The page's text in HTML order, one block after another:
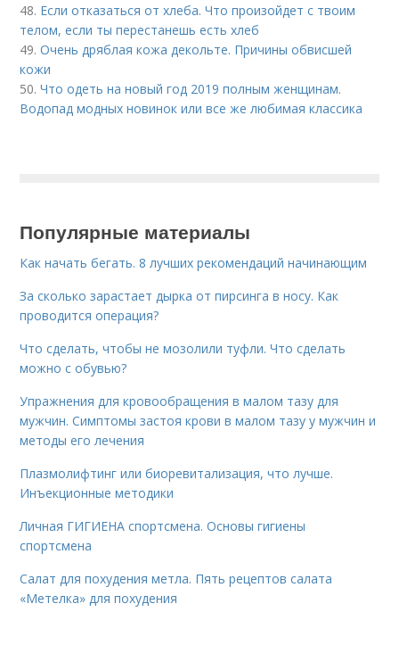
48. Если отказаться от хлеба. Что произойдет с твоим
телом, если ты перестанешь есть хлеб
49.Очень дряблая кожа декольте. Причины обвисшей
кожи
50.Что одеть на новый год 2019 полным женщинам.
Водопад модных новинок или все же любимая классика
Популярные материалы
Как начать бегать. 8 лучших рекомендаций начинающим
За сколько зарастает дырка от пирсинга в носу. Как
проводится операция?
Что сделать, чтобы не мозолили туфли. Что сделать
можно с обувью?
Упражнения для кровообращения в малом тазу для
мужчин. Симптомы застоя крови в малом тазу у мужчин и
методы его лечения
Плазмолифтинг или биоревитализация, что лучше.
Инъекционные методики
Личная ГИГИЕНА спортсмена. Основы гигиены
спортсмена
Салат для похудения метла. Пять рецептов салата
«Метелка» для похудения